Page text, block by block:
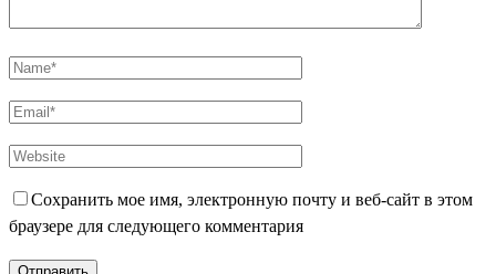
Сохранить мое имя, электронную почту и веб-сайт в этом
браузере для следующего комментария